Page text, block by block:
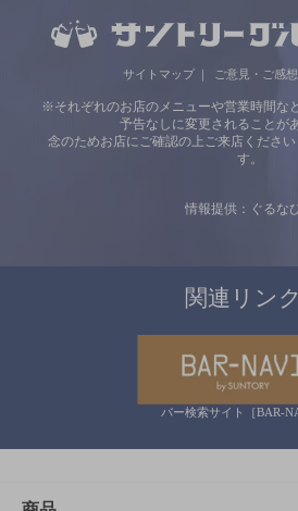
サイトマップ ご意見・ご感想
※それぞれのお店のメニューや営業時間な
予告なしに変更されることが
念のためお店にご確認の上ご来店くださ
す。
情報提供：ぐるな
関連リンク
バー検索サイト［BAR-